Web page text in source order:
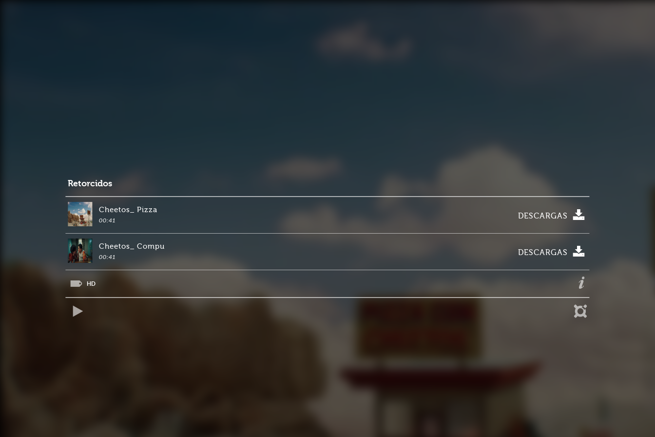
Retorcidos
Cheetos_ Pizza
00:41 DESCARGAS
Cheetos_ Compu
00:41 DESCARGAS
HD